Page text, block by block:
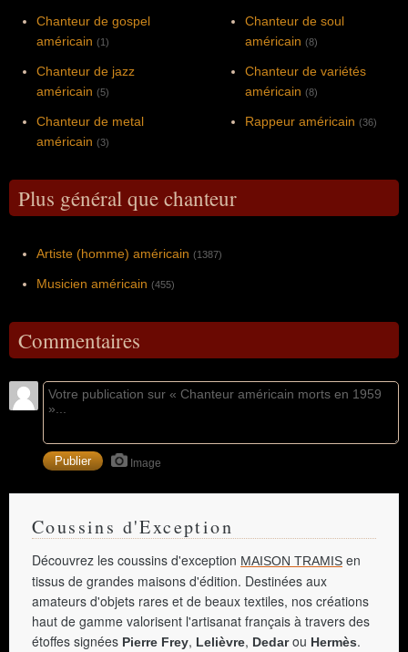
Chanteur de gospel
américain (1)
Chanteur de jazz
américain (5)
Chanteur de metal
américain (3)
Chanteur de soul
américain (8)
Chanteur de variétés
américain (8)
Rappeur américain (36)
Plus général que chanteur
Artiste (homme) américain (1387)
Musicien américain (455)
Commentaires
Image
Coussins d'Exception
Découvrez les coussins d'exception MAISON TRAMIS en
tissus de grandes maisons d'édition. Destinées aux
amateurs d'objets rares et de beaux textiles, nos créations
haut de gamme valorisent l'artisanat français à travers des
étoffes signées Pierre Frey, Lelièvre, Dedarou Hermès.